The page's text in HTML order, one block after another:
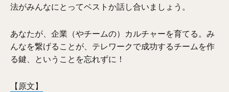
法がみんなにとってベストか話し合いましょう。
あなたが、企業（やチームの）カルチャーを育てる。み
んなを繋げることが、テレワークで成功するチームを作
る鍵、ということを忘れずに！
【原文】